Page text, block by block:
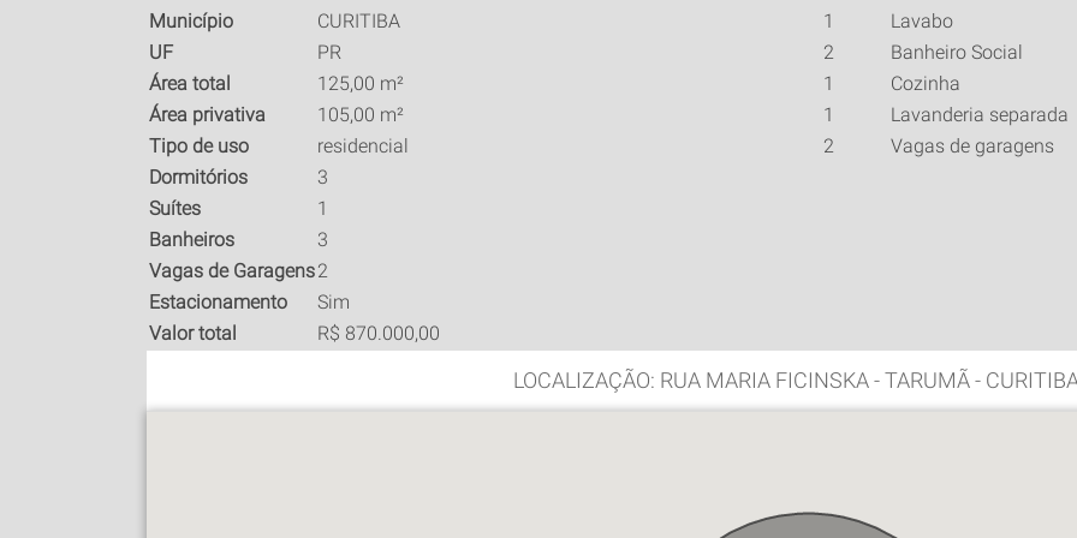
Município
CURITIBA
UF
PR
Área total
125,00 m²
Área privativa
105,00 m²
Tipo de uso
residencial
Dormitórios
3
Suítes
1
Banheiros
3
Vagas de Garagens2
Estacionamento
Sim
Valor total
R$ 870.000,00
1
Lavabo
2
Banheiro Social
1
Cozinha
1
Lavanderia separada
2
Vagas de garagens
LOCALIZAÇÃO: RUA MARIA FICINSKA - TARUMÃ -